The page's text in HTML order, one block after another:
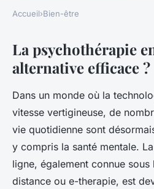
La
une alternative
Marceau• 8 novembre 2024•5
Accueil›Bien-être
La psychothérapie
alternative efficace ?
Dans un monde où la
vitesse vertigineuse, de
vie quotidienne sont
y compris la santé mentale.
ligne, également connue
distance ou e-therapie, est